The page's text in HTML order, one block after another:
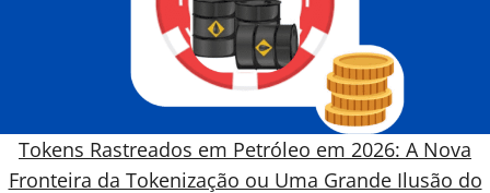
Tokens Rastreados em Petróleo em 2026: A Nova
Fronteira da Tokenização ou Uma Grande Ilusão do